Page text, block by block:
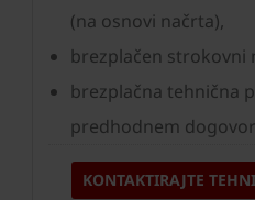
(na osnovi načrta),
brezplačen strokovni
brezplačna tehnična
predhodnem
KONTAKTIRAJTE